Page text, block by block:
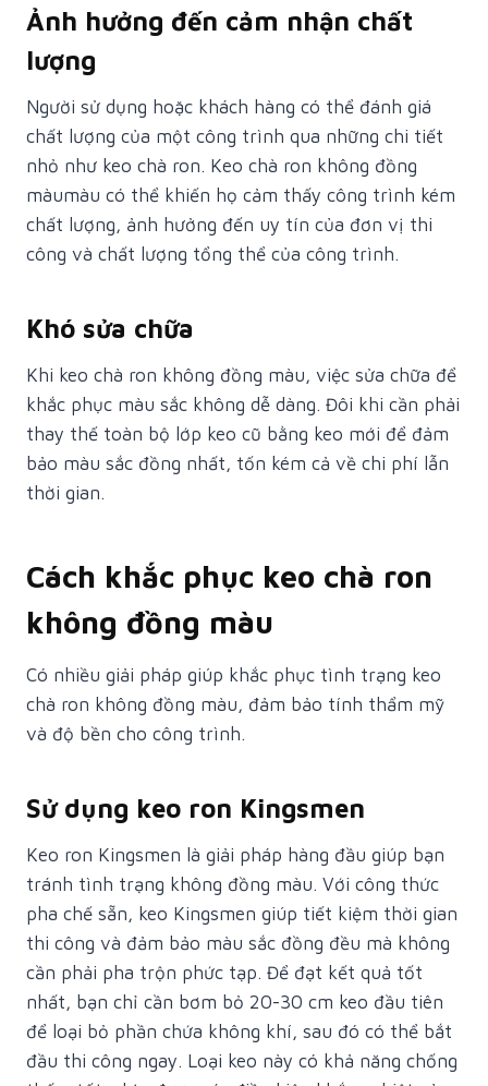
Ảnh hưởng đến cảm nhận chất
lượng
Người sử dụng hoặc khách hàng có thể đánh giá
chất lượng của một công trình qua những chi tiết
nhỏ như keo chà ron. Keo chà ron không đồng
màumàu có thể khiến họ cảm thấy công trình kém
chất lượng, ảnh hưởng đến uy tín của đơn vị thi
công và chất lượng tổng thể của công trình.
Khó sửa chữa
Khi keo chà ron không đồng màu, việc sửa chữa để
khắc phục màu sắc không dễ dàng. Đôi khi cần phải
thay thế toàn bộ lớp keo cũ bằng keo mới để đảm
bảo màu sắc đồng nhất, tốn kém cả về chi phí lẫn
thời gian.
Cách khắc phục keo chà ron
không đồng màu
Có nhiều giải pháp giúp khắc phục tình trạng keo
chà ron không đồng màu, đảm bảo tính thẩm mỹ
và độ bền cho công trình.
Sử dụng keo ron Kingsmen
Keo ron Kingsmen là giải pháp hàng đầu giúp bạn
tránh tình trạng không đồng màu. Với công thức
pha chế sẵn, keo Kingsmen giúp tiết kiệm thời gian
thi công và đảm bảo màu sắc đồng đều mà không
cần phải pha trộn phức tạp. Để đạt kết quả tốt
nhất, bạn chỉ cần bơm bỏ 20-30 cm keo đầu tiên
để loại bỏ phần chứa không khí, sau đó có thể bắt
đầu thi công ngay. Loại keo này có khả năng chống